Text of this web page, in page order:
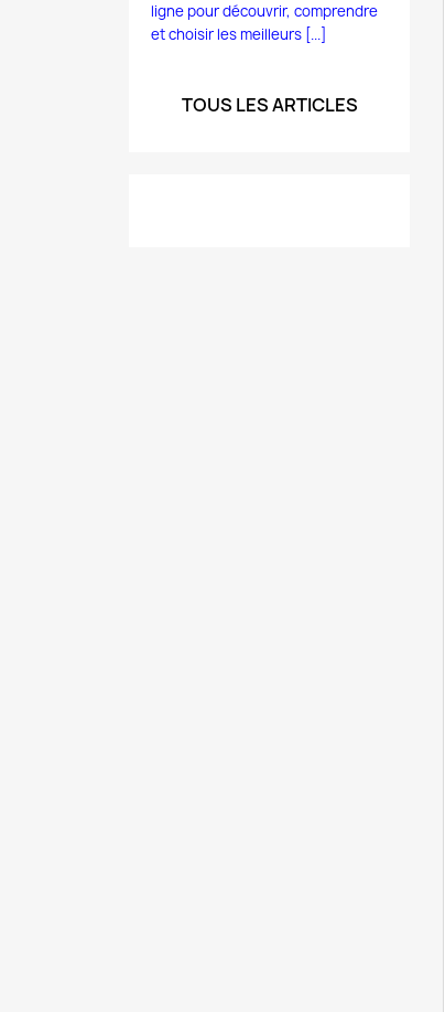
ligne pour découvrir, comprendre
et choisir les meilleurs [...]
TOUS LES ARTICLES